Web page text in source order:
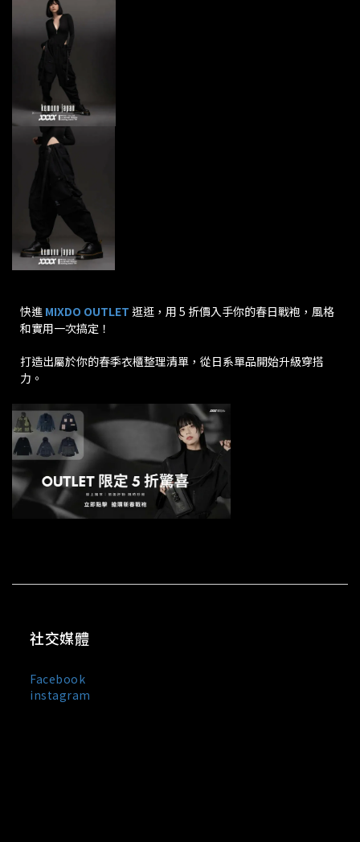
快進 MIXDO OUTLET 逛逛，用 5 折價入手你的春日戰袍，風格
和實用一次搞定！
打造出屬於你的春季衣櫃整理清單，從日系單品開始升級穿搭
力。
社交媒體
Facebook
instagram